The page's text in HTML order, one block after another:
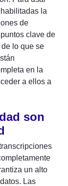
la
de
clave de
lo que se
en la
a ellos a
son
un alto
Las